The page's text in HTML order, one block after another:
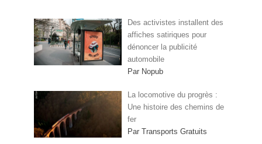
Des activistes installent des
affiches satiriques pour
dénoncer la publicité
automobile
Par Nopub
La locomotive du progrès :
Une histoire des chemins de
fer
Par Transports Gratuits